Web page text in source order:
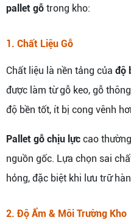
pallet gỗ trong kho:
1. Chất Liệu Gỗ
Chất liệu là nền tảng của độ
được làm từ gỗ keo, gỗ
độ bền tốt, ít bị cong vênh
Pallet gỗ chịu lực cao
nguồn gốc. Lựa chọn sai
hỏng, đặc biệt khi lưu trữ
2. Độ Ẩm & Môi Trường Kho